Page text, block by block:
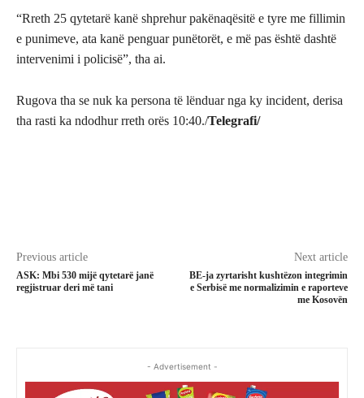
“Rreth 25 qytetarë kanë shprehur pakënaqësitë e tyre me fillimin
e punimeve, ata kanë penguar punëtorët, e më pas është dashtë
intervenimi i policisë”, tha ai.
Rugova tha se nuk ka persona të lënduar nga ky incident, derisa
tha rasti ka ndodhur rreth orës 10:40./Telegrafi/
Previous article
ASK: Mbi 530 mijë qytetarë janë
regjistruar deri më tani
Next article
BE-ja zyrtarisht kushtëzon integrimin
e Serbisë me normalizimin e raporteve
me Kosovën
- Advertisement -